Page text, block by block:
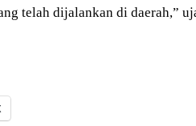
telah dijalankan di daerah,”